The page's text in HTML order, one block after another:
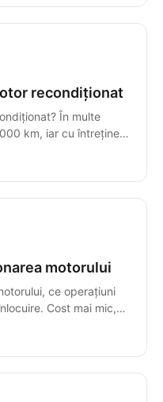
recondiționat
În multe
km, iar cu întreținere
motorului
ce operațiuni
Cost mai mic,